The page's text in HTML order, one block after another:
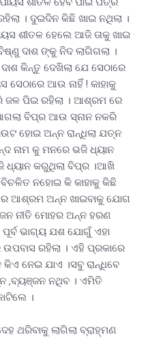
। ଦୁଇଦିନ କିଛି ଖାଇ ନଥିଲା ।
ଶୀତଳ ହେଲେ ଆଜି ତାକୁ ଖାଇ
ଦାଶ ଙ୍କୁ ନିଦ ଲାଗିଗଲା ।
କିନ୍ତୁ ଦେଖିଲା ଯେ ସେଠାରେ
ସେଠାରେ ଆଉ ନାହିଁ ! କାହାକୁ
ଜଳ ପିଇ ରହିଲା । ଆଶ୍ରମ ରେ
ବିପ୍ର ଆଉ ସ୍ନାନ ନକରି
ହୋଇ ଅନ୍ନ ରାନ୍ଧିଲା ଯତ୍ନ
ନାମ କୁ ମନରେ ଭଜି ଧ୍ୟାନ
ଧ୍ୟାନ କରୁଥିଲା ବିପ୍ର ।ଆଖି
ନହୋଇ କି କାହାକୁ କିଛି
ଆଶ୍ରମ ଅନ୍ନ ଖାଇବାକୁ ଯୋଗ
ନୀତି ମୋହର ଅନ୍ନ ହରଣ
ଭାଗ୍ୟ ଯଶ ଯୋଗୁଁ ଏହା
ରହିଲା । ଏହି ପ୍ରକାରେ
ନେଇ ଯାଏ ।ସବୁ ରାନ୍ଧିବେ
,ବ୍ୟଞ୍ଜନ ନଥିବ । ଏମିତି
।
ଥରିବାକୁ ଲାଗିଲା ବ୍ରାହ୍ମଣ